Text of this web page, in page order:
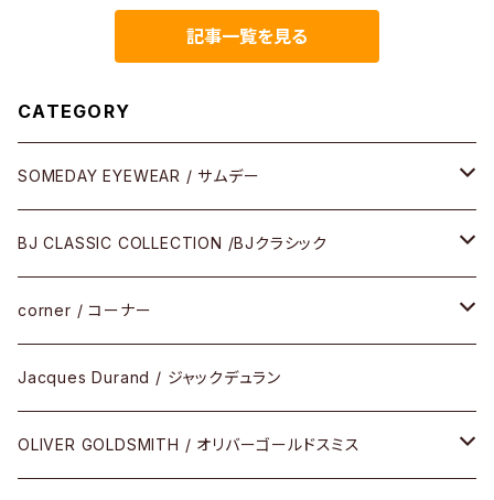
記事一覧を見る
CATEGORY
SOMEDAY EYEWEAR / サムデー
メガネ
サングラス
アパレル
その他
BJ CLASSIC COLLECTION /BJクラシック
CELLULOID（CRAFTSMAN EDITION）
SHINBARI（CRAFTSMAN EDITION）
URUSHI（CRAFTSMAN EDITION）
corner / コーナー
リサーチシリーズ
サブリメイションシリーズ
Jacques Durand / ジャックデュラン
OLIVER GOLDSMITH / オリバーゴールドスミス